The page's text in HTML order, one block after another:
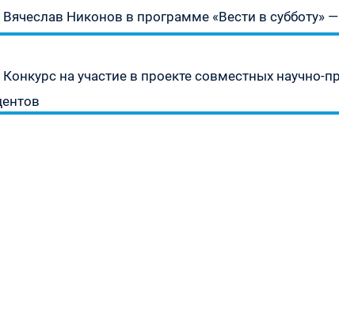
—
запись:
Вячеслав Никонов в программе «Вести в субботу»
запись:
Конкурс на участие в проекте совместных научно-